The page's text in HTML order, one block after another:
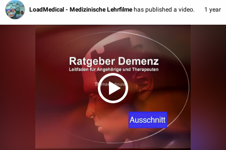
LoadMedical - Medizinische Lehrfilme has published a video. 1 year